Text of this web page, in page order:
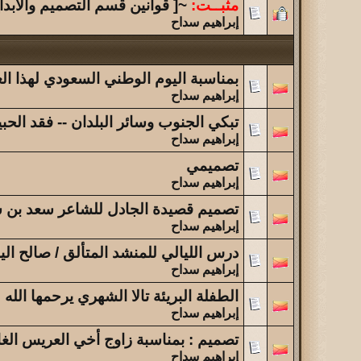
فقدتك ...
آخر عشرة أخبار عن أهالي القاريه ولحيفه
مثبــت: ~[ قوانين قسم التصميم
إبراهيم سداح
بمناسبة اليوم الوطني السعودي لهذا العام 1434هـ أهديكم هذا
إبراهيم سداح
تبكي الجنوب وسائر البلدان -- فقد
إبراهيم سداح
تصميمي
إبراهيم سداح
تصميم قصيدة الجادل للشاعر سعد
إبراهيم سداح
درس الليالي للمنشد المتألق / صالح
إبراهيم سداح
الطفلة البريئة تالا الشهري يرحمها الله
إبراهيم سداح
تصميم : بمناسبة زاوج أخي العريس
إبراهيم سداح